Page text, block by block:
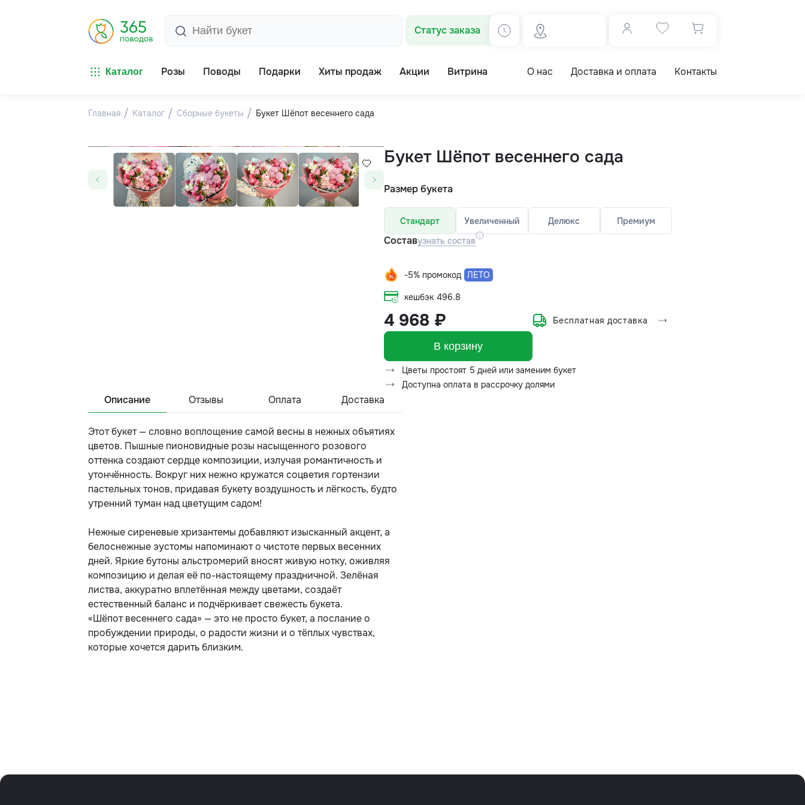
Статус заказа
Каталог Розы Поводы Подарки Хиты продаж Акции Витрина О нас Доставка и оплата Контакты
Главная Каталог Сборные букеты Букет Шёпот весеннего сада
Букет Шёпот весеннего сада
Размер букета
Стандарт Увеличенный Делюкс Премиум
Составузнать состав
-5% промокод ЛЕТО
кешбэк 496.8
4 968 ₽ Бесплатная доставка
В корзину
Цветы простоят 5 дней или заменим букет
Доступна оплата в рассрочку долями
Описание Отзывы Оплата Доставка
Этот букет — словно воплощение самой весны в нежных объятиях
цветов. Пышные пионовидные розы насыщенного розового
оттенка создают сердце композиции, излучая романтичность и
утончённость. Вокруг них нежно кружатся соцветия гортензии
пастельных тонов, придавая букету воздушность и лёгкость, будто
утренний туман над цветущим садом!
Нежные сиреневые хризантемы добавляют изысканный акцент, а
белоснежные эустомы напоминают о чистоте первых весенних
дней. Яркие бутоны альстромерий вносят живую нотку, оживляя
композицию и делая её по-настоящему праздничной. Зелёная
листва, аккуратно вплетённая между цветами, создаёт
естественный баланс и подчёркивает свежесть букета.
«Шёпот весеннего сада» — это не просто букет, а послание о
пробуждении природы, о радости жизни и о тёплых чувствах,
которые хочется дарить близким.